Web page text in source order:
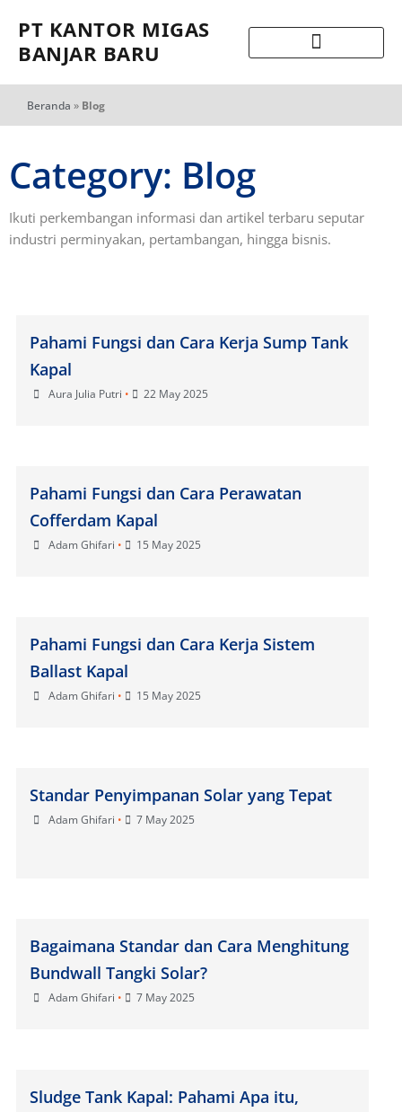
PT KANTOR MIGAS
BANJAR BARU
Beranda » Blog
Category: Blog
Ikuti perkembangan informasi dan artikel terbaru seputar
industri perminyakan, pertambangan, hingga bisnis.
Pahami Fungsi dan Cara Kerja Sump Tank
Kapal
Aura Julia Putri • 22 May 2025
Pahami Fungsi dan Cara Perawatan
Cofferdam Kapal
Adam Ghifari • 15 May 2025
Pahami Fungsi dan Cara Kerja Sistem
Ballast Kapal
Adam Ghifari • 15 May 2025
Standar Penyimpanan Solar yang Tepat
Adam Ghifari • 7 May 2025
Bagaimana Standar dan Cara Menghitung
Bundwall Tangki Solar?
Adam Ghifari • 7 May 2025
Sludge Tank Kapal: Pahami Apa itu,